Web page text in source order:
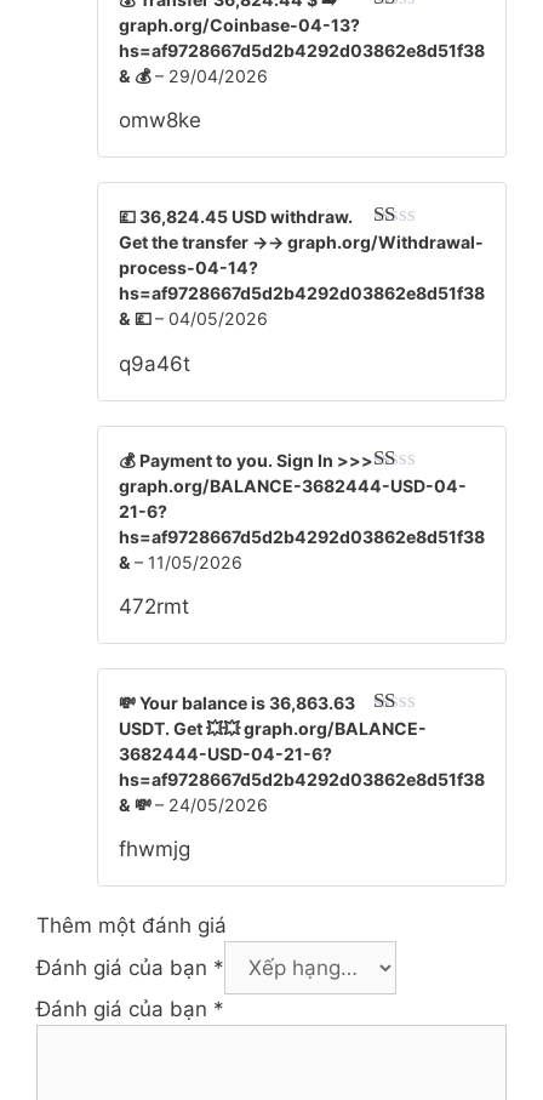
ượ
ng
sa
o
graph.org/Coinbase-04-13?
hs=af9728667d5d2b4292d03862e8d51f38
& 💰– 29/04/2026
omw8ke
Đ
c
xế
sa
o
💷 36,824.45 USD withdraw.
Get the transfer →→ graph.org/Withdrawal-
process-04-14?
hs=af9728667d5d2b4292d03862e8d51f38
& 💷– 04/05/2026
q9a46t
Đ
c
xế
sa
o
💰 Payment to you. Sign In >>>
graph.org/BALANCE-3682444-USD-04-
21-6?
hs=af9728667d5d2b4292d03862e8d51f38
& – 11/05/2026
472rmt
Đ
c
xế
o
💸 Your balance is 36,863.63
USDT. Get 💥💥 graph.org/BALANCE-
3682444-USD-04-21-6?
hs=af9728667d5d2b4292d03862e8d51f38
& 💸– 24/05/2026
fhwmjg
Thêm một đánh giá
Đánh giá của bạn *
Đánh giá của bạn *